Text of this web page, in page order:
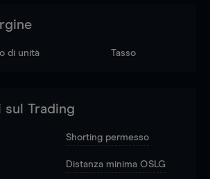
di unità Tasso
sul Trading
Shorting permesso
Distanza minima OSLG